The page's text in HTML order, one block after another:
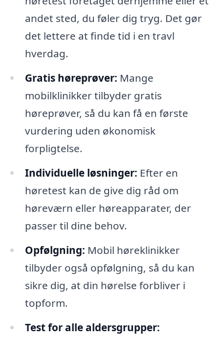
andet sted, du føler dig tryg. Det gør
det lettere at finde tid i en travl
hverdag.
Gratis høreprøver: Mange
mobilklinikker tilbyder gratis
høreprøver, så du kan få en første
vurdering uden økonomisk
forpligtelse.
Individuelle løsninger: Efter en
høretest kan de give dig råd om
høreværn eller høreapparater, der
passer til dine behov.
Opfølgning: Mobil høreklinikker
tilbyder også opfølgning, så du kan
sikre dig, at din hørelse forbliver i
topform.
Test for alle aldersgrupper: